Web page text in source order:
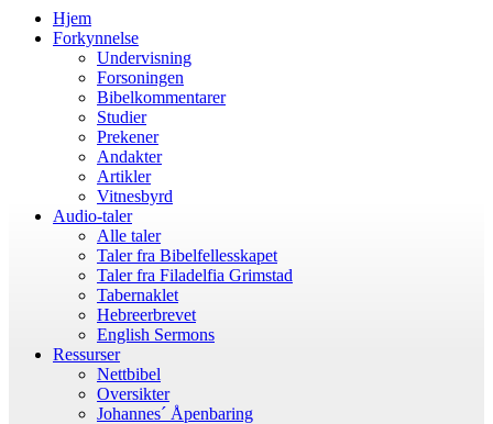
Hjem
Forkynnelse
Undervisning
Forsoningen
Bibelkommentarer
Studier
Prekener
Andakter
Artikler
Vitnesbyrd
Audio-taler
Alle taler
Taler fra Bibelfellesskapet
Taler fra Filadelfia Grimstad
Tabernaklet
Hebreerbrevet
English Sermons
Ressurser
Nettbibel
Oversikter
Johannes´ Åpenbaring